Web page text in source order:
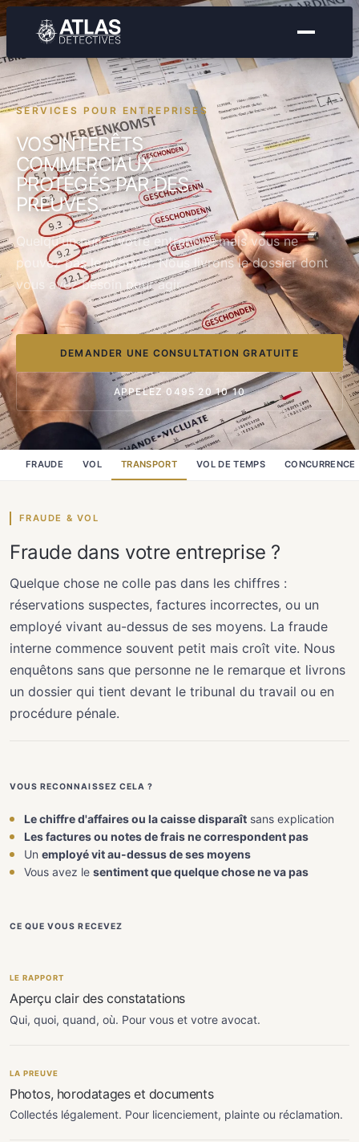
SERVICES POUR ENTREPRISES
VOS INTÉRÊTS
COMMERCIAUX
PROTÉGÉS PAR DES
PREUVES.
Quelqu'un nuit à votre entreprise mais vous ne
pouvez pas le prouver. Nous livrons le dossier dont
vous avez besoin pour agir.
DEMANDER UNE CONSULTATION GRATUITE
APPELEZ 0495 20 10 10
FRAUDE VOL TRANSPORT VOL DE TEMPS CONCURRENCE
FRAUDE & VOL
Fraude dans votre entreprise ?
Quelque chose ne colle pas dans les chiffres :
réservations suspectes, factures incorrectes, ou un
employé vivant au-dessus de ses moyens. La fraude
interne commence souvent petit mais croît vite. Nous
enquêtons sans que personne ne le remarque et livrons
un dossier qui tient devant le tribunal du travail ou en
procédure pénale.
VOUS RECONNAISSEZ CELA ?
Le chiffre d'affaires ou la caisse disparaît sans explication
Les factures ou notes de frais ne correspondent pas
Unemployé vit au-dessus de ses moyens
Vous avez lesentiment que quelque chose ne va pas
CE QUE VOUS RECEVEZ
LE RAPPORT
Aperçu clair des constatations
Qui, quoi, quand, où. Pour vous et votre avocat.
LA PREUVE
Photos, horodatages et documents
Collectés légalement. Pour licenciement, plainte ou réclamation.